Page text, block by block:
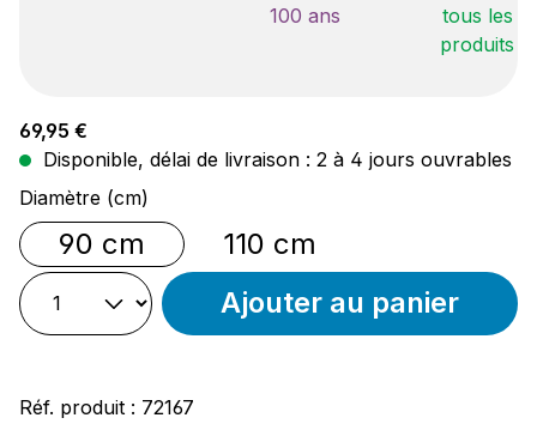
100 ans
tous les
produits
Prix régulier :
69,95 €
Disponible, délai de livraison : 2 à 4 jours ouvrables
Sélectionnez
Diamètre (cm)
90 cm
110 cm
Ajouter au panier
Réf. produit : 72167